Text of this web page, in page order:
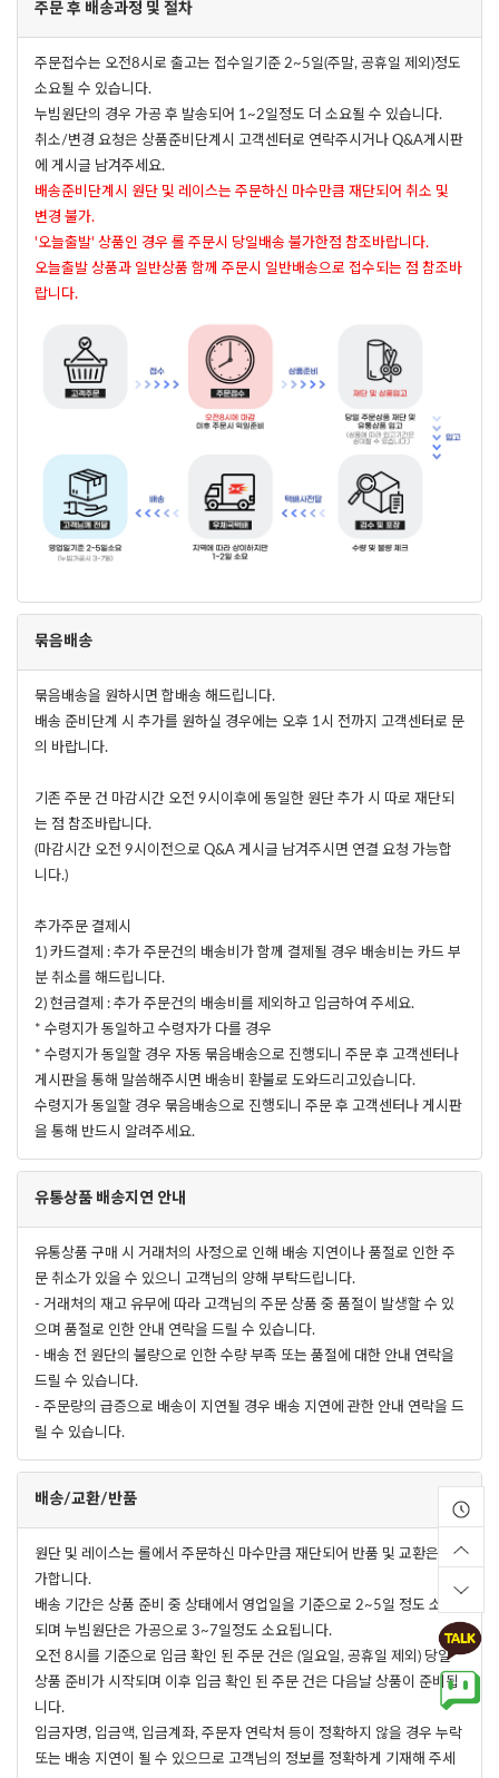
주문 후 배송과정 및 절차
주문접수는 오전8시로 출고는 접수일기준 2~5일(주말, 공휴일 제외)정도
소요될 수 있습니다.
누빔원단의 경우 가공 후 발송되어 1~2일정도 더 소요될 수 있습니다.
취소/변경 요청은 상품준비단계시 고객센터로 연락주시거나 Q&A게시판
에 게시글 남겨주세요.
배송준비단계시 원단 및 레이스는 주문하신 마수만큼 재단되어 취소 및
변경 불가.
'오늘출발' 상품인 경우 롤 주문시 당일배송 불가한점 참조바랍니다.
오늘출발 상품과 일반상품 함께 주문시 일반배송으로 접수되는 점 참조바
랍니다.
묶음배송
묶음배송을 원하시면 합배송 해드립니다.
배송 준비단계 시 추가를 원하실 경우에는 오후 1시 전까지 고객센터로 문
의 바랍니다.
기존 주문 건 마감시간 오전 9시이후에 동일한 원단 추가 시 따로 재단되
는 점 참조바랍니다.
(마감시간 오전 9시이전으로 Q&A 게시글 남겨주시면 연결 요청 가능합
니다.)
추가주문 결제시
1) 카드결제 : 추가 주문건의 배송비가 함께 결제될 경우 배송비는 카드 부
분 취소를 해드립니다.
2) 현금결제 : 추가 주문건의 배송비를 제외하고 입금하여 주세요.
* 수령지가 동일하고 수령자가 다를 경우
* 수령지가 동일할 경우 자동 묶음배송으로 진행되니 주문 후 고객센터나
게시판을 통해 말씀해주시면 배송비 환불로 도와드리고있습니다.
수령지가 동일할 경우 묶음배송으로 진행되니 주문 후 고객센터나 게시판
을 통해 반드시 알려주세요.
유통상품 배송지연 안내
유통상품 구매 시 거래처의 사정으로 인해 배송 지연이나 품절로 인한 주
문 취소가 있을 수 있으니 고객님의 양해 부탁드립니다.
- 거래처의 재고 유무에 따라 고객님의 주문 상품 중 품절이 발생할 수 있
으며 품절로 인한 안내 연락을 드릴 수 있습니다.
- 배송 전 원단의 불량으로 인한 수량 부족 또는 품절에 대한 안내 연락을
드릴 수 있습니다.
- 주문량의 급증으로 배송이 지연될 경우 배송 지연에 관한 안내 연락을 드
릴 수 있습니다.
배송/교환/반품
원단 및 레이스는 롤에서 주문하신 마수만큼 재단되어 반품 및 교환은 불
가합니다.
배송 기간은 상품 준비 중 상태에서 영업일을 기준으로 2~5일 정도 소요
되며 누빔원단은 가공으로 3~7일정도 소요됩니다.
오전 8시를 기준으로 입금 확인 된 주문 건은 (일요일, 공휴일 제외) 당일
상품 준비가 시작되며 이후 입금 확인 된 주문 건은 다음날 상품이 준비됩
니다.
입금자명, 입금액, 입금계좌, 주문자 연락처 등이 정확하지 않을 경우 누락
또는 배송 지연이 될 수 있으므로 고객님의 정보를 정확하게 기재해 주세